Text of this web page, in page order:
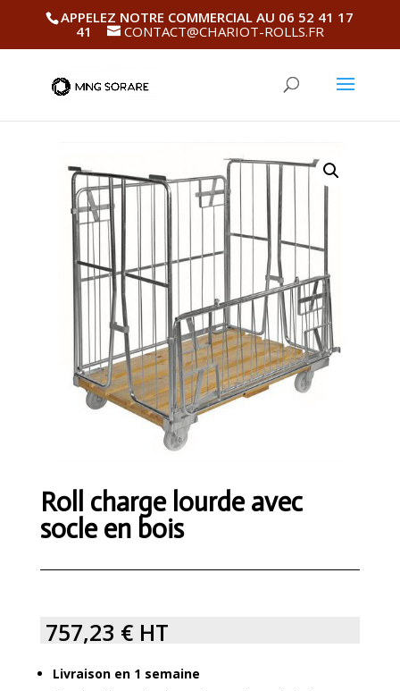
APPELEZ NOTRE COMMERCIAL AU 06 52 41 17
41
CONTACT@CHARIOT-ROLLS.FR
Roll charge lourde avec
socle en bois
757,23 € HT
Livraison en 1 semaine